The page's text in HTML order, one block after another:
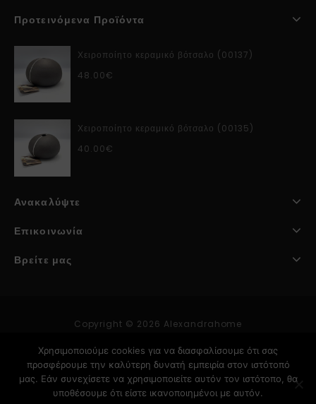
Προτεινόμενα Προϊόντα
Χειροποίητο κεραμικό βότσαλο (00137)
48.00€
Χειροποίητο κεραμικό βότσαλο (00135)
40.00€
Ανακαλύψτε
Επικοινωνία
Βρείτε μας
Copyright © 2026 Alexandrahome
Κατασκευή Ιστοσελίδων
Χρησιμοποιούμε cookies για να διασφαλίσουμε ότι σας
προσφέρουμε την καλύτερη δυνατή εμπειρία στον ιστότοπό
μας. Εάν συνεχίσετε να χρησιμοποιείτε αυτόν τον ιστότοπο, θα
υποθέσουμε ότι είστε ικανοποιημένοι με αυτόν.